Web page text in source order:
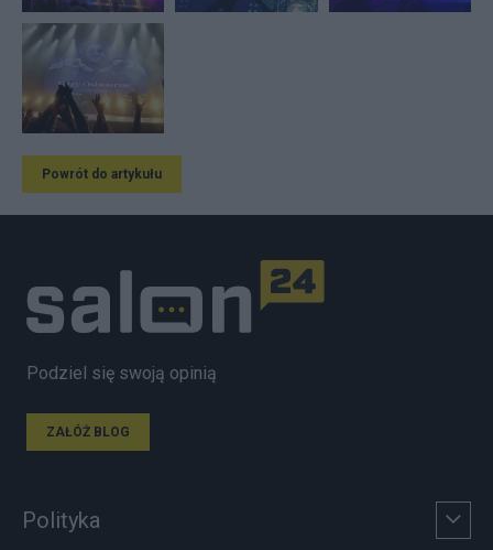
Powrót do artykułu
Podziel się swoją opinią
ZAŁÓŻ BLOG
Polityka